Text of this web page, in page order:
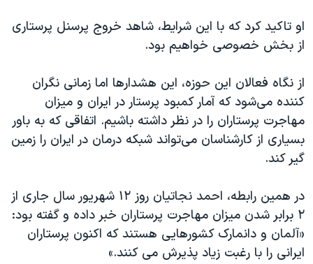
او تاکید کرد که با این شرایط، شاهد خروج پرسنل پرستاری
از بخش خصوصی خواهیم بود.
از نگاه فعالان این حوزه، این هشدارها اما زمانی نگران
کننده می‌شود که آمار کمبود پرستار در ایران و میزان
مهاجرت پرستاران را در نظر داشته باشیم. اتفاقی که به باور
بسیاری از کارشناسان می‌تواند شبکه درمان در ایران را زمین
گیر کند.
در همین رابطه، احمد نجاتیان روز ۱۲ شهریور سال جاری از
۲ برابر شدن میزان مهاجرت پرستاران خبر داده و گفته بود:
«آلمان و دانمارک کشورهایی هستند که اکنون پرستاران
ایرانی را با رغبت زیاد پذیرش می کنند.»